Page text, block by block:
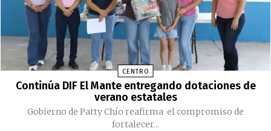
CENTRO
Continúa DIF El Mante entregando dotaciones de
verano estatales
Gobierno de Patty Chío reafirma el compromiso de
fortalecer...